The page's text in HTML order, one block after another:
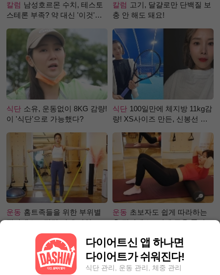
칼럼 남성호르몬 수치, 테스토
스테론 부족? 약 대신 '이것'으
칼럼 고기, 달걀로만 단백질 보
충 안 해도 돼요!
식단 소유, 운동없이 8KG 감량!
이 '식단'으로 가능했다?
식단 100일만에 체지방 11kg감
량! XS사이즈 만든, 신봉선 식
운동 홈트족들을 위한 부위별
필라테스 – 직각 어깨 라인 만
운동 초보자도 쉽게 따라하는
홈 필라테스 –어깨 근육 풀어주
다이어트신 앱 하나면
다이어트가 쉬워진다!
식단 관리, 운동 관리, 체중 관리